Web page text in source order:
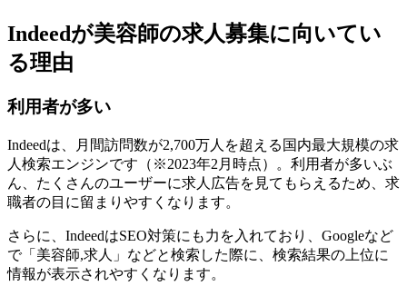
Indeedが美容師の求人募集に向いてい
る理由
利用者が多い
Indeedは、月間訪問数が2,700万人を超える国内最大規模の求
人検索エンジンです（※2023年2月時点）。利用者が多いぶ
ん、たくさんのユーザーに求人広告を見てもらえるため、求
職者の目に留まりやすくなります。
さらに、IndeedはSEO対策にも力を入れており、Googleなど
で「美容師,求人」などと検索した際に、検索結果の上位に
情報が表示されやすくなります。